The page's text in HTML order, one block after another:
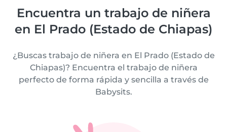
Encuentra un trabajo de niñera
en El Prado (Estado de Chiapas)
¿Buscas trabajo de niñera en El Prado (Estado de
Chiapas)? Encuentra el trabajo de niñera
perfecto de forma rápida y sencilla a través de
Babysits.